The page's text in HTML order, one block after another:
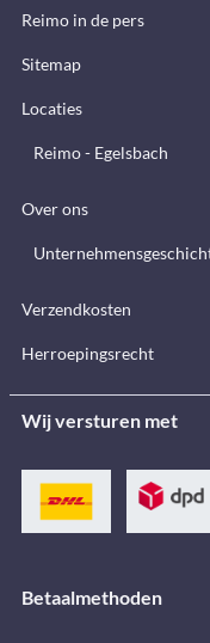
Reimo in de pers
Sitemap
Locaties
Reimo - Egelsbach
Over ons
Verzendkosten
Herroepingsrecht
Wij versturen met
Betaalmethoden